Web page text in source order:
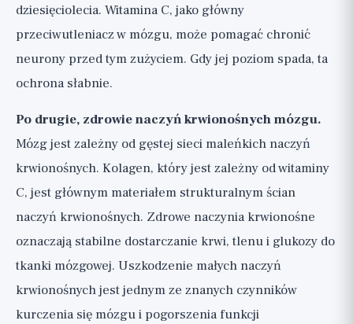
dziesięciolecia. Witamina C, jako główny
przeciwutleniacz w mózgu, może pomagać chronić
neurony przed tym zużyciem. Gdy jej poziom spada, ta
ochrona słabnie.
Po drugie, zdrowie naczyń krwionośnych mózgu.
Mózg jest zależny od gęstej sieci maleńkich naczyń
krwionośnych. Kolagen, który jest zależny od witaminy
C, jest głównym materiałem strukturalnym ścian
naczyń krwionośnych. Zdrowe naczynia krwionośne
oznaczają stabilne dostarczanie krwi, tlenu i glukozy do
tkanki mózgowej. Uszkodzenie małych naczyń
krwionośnych jest jednym ze znanych czynników
kurczenia się mózgu i pogorszenia funkcji